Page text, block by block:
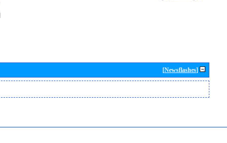
[Newsflashes]